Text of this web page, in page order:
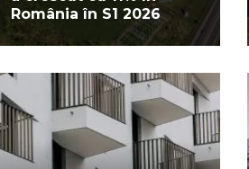
România în S1 2026